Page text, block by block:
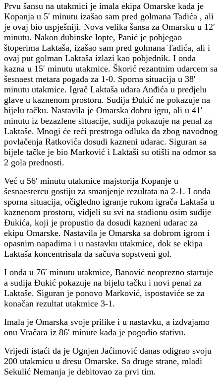
Prvu šansu na utakmici je imala ekipa Omarske kada je
Kopanja u 5′ minutu izašao sam pred golmana Tadića , ali
je ovaj bio uspješniji. Nova velika šansa za Omarsku u 12′
minutu. Nakon dubinske lopte, Panić je pobjegao
štoperima Laktaša, izašao sam pred golmana Tadića, ali i
ovaj put golman Laktaša izlazi kao pobjednik. I onda
kazna u 15′ minutu utakmice. Škorić rezantnim udarcem sa
šesnaest metara pogađa za 1-0. Sporna situacija u 38′
minutu utakmice. Igrač Laktaša udara Anđića u predjelu
glave u kaznenom prostoru. Sudija Đukić ne pokazuje na
bijelu tačku. Nastavila je Omarska dobru igru, ali u 41′
minutu iz bezazlene situacije, sudija pokazuje na penal za
Laktaše. Mnogi će reći prestroga odluka da zbog navodnog
povlačenja Ratkovića dosudi kazneni udarac. Siguran sa
bijele tačke je bio Marković i Laktaši su otišli na odmor sa
2 gola prednosti.
Već u 56′ minutu utakmice majstorija Kopanje u
šesnaestercu gostiju za smanjenje rezultata na 2-1. I onda
sporna situacija, očigledno igranje rukom igrača Laktaša u
kaznenom prostoru, vidjeli su svi na stadionu osim sudije
Đukića, koji je propustio da dosudi kazneni udarac za
ekipu Omarske. Nastavila je Omarska sa dobrom igrom i
opasnim napadima i u nastavku utakmice, dok se ekipa
Laktaša koncentrisala da sačuva sopstveni gol.
I onda u 76′ minutu utakmice, Banović neoprezno startuje
a sudija Đukić pokazuje na bijelu tačku i novi penal za
Laktaše. Siguran je ponovo Marković, ispostaviće se za
konačan rezultat utakmice 3-1.
Imala je Omarska svoje prilike i u nastavku, a izdvajamo
onu Vračara iz 86′ minute kada je pogodio stativu.
Vrijedi istaći da je Ognjen Jaćimović danas odigrao svoju
200 utakmicu u dresu Omarske. Sa druge strane, mladi
Sekulić Nemanja je debitovao za prvi tim.